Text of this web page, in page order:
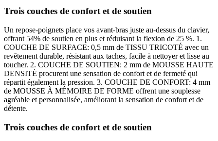
Trois couches de confort et de soutien
Un repose-poignets place vos avant-bras juste au-dessus du clavier,
offrant 54% de soutien en plus et réduisant la flexion de 25 %. 1.
COUCHE DE SURFACE: 0,5 mm de TISSU TRICOTÉ avec un
revêtement durable, résistant aux taches, facile à nettoyer et lisse au
toucher. 2. COUCHE DE SOUTIEN: 2 mm de MOUSSE HAUTE
DENSITÉ procurent une sensation de confort et de fermeté qui
répartit également la pression. 3. COUCHE DE CONFORT: 4 mm
de MOUSSE À MÉMOIRE DE FORME offrent une souplesse
agréable et personnalisée, améliorant la sensation de confort et de
détente.
Trois couches de confort et de soutien